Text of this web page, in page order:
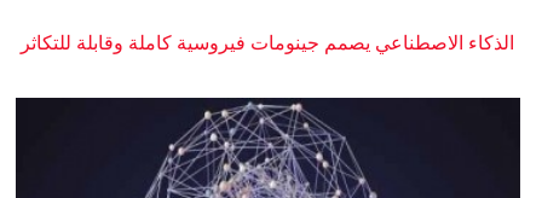
الذكاء الاصطناعي يصمم جينومات فيروسية كاملة وقابلة للتكاثر